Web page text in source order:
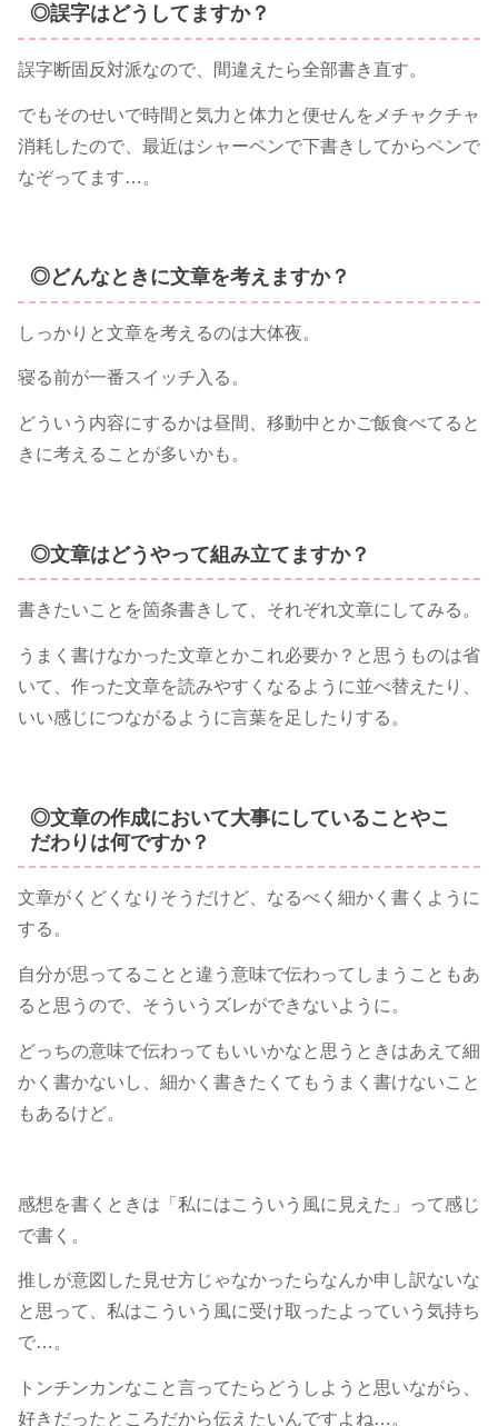
◎誤字はどうしてますか？
誤字断固反対派なので、間違えたら全部書き直す。
でもそのせいで時間と気力と体力と便せんをメチャクチャ
消耗したので、最近はシャーペンで下書きしてからペンで
なぞってます…。
◎どんなときに文章を考えますか？
しっかりと文章を考えるのは大体夜。
寝る前が一番スイッチ入る。
どういう内容にするかは昼間、移動中とかご飯食べてると
きに考えることが多いかも。
◎文章はどうやって組み立てますか？
書きたいことを箇条書きして、それぞれ文章にしてみる。
うまく書けなかった文章とかこれ必要か？と思うものは省
いて、作った文章を読みやすくなるように並べ替えたり、
いい感じにつながるように言葉を足したりする。
◎文章の作成において大事にしていることやこ
だわりは何ですか？
文章がくどくなりそうだけど、なるべく細かく書くように
する。
自分が思ってることと違う意味で伝わってしまうこともあ
ると思うので、そういうズレができないように。
どっちの意味で伝わってもいいかなと思うときはあえて細
かく書かないし、細かく書きたくてもうまく書けないこと
もあるけど。
感想を書くときは「私にはこういう風に見えた」って感じ
で書く。
推しが意図した見せ方じゃなかったらなんか申し訳ないな
と思って、私はこういう風に受け取ったよっていう気持ち
で…。
トンチンカンなこと言ってたらどうしようと思いながら、
好きだったところだから伝えたいんですよね…。